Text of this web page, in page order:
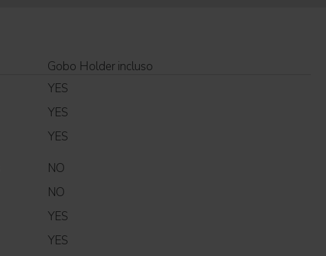
Gobo Holder incluso
YES
YES
YES
NO
NO
YES
YES